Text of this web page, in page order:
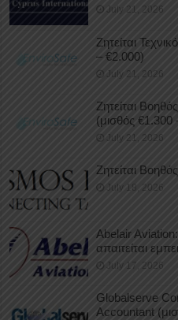
July 21, 2026
Ζητείται
– €2.000)
July 21, 2026
Ζητείται
(μισθός €1.300
July 21, 2026
Ζητείται
July 18, 2026
Abelair
απαιτείται
July 17, 2026
Globalserve
Accountant